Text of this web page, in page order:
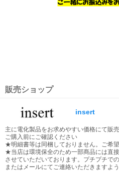
販売ショップ
insert
主に電化製品をお求めやすい価格にて販売
ご購入前にご確認ください
★明細書等は同梱しておりません。ご希
★当店は環境保全のため一部商品には直
させていただいております。プチプチで
またはメールにてご連絡いただきますよ